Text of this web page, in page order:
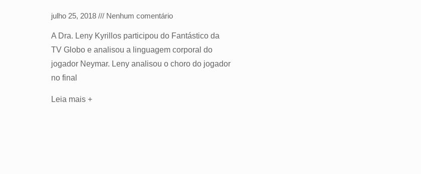
julho 25, 2018 Nenhum comentário
A Dra. Leny Kyrillos participou do Fantástico da
TV Globo e analisou a linguagem corporal do
jogador Neymar. Leny analisou o choro do jogador
no final
Leia mais +